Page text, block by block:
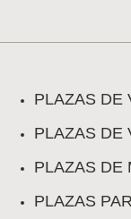
PLAZAS DE
PLAZAS DE
PLAZAS DE
PLAZAS